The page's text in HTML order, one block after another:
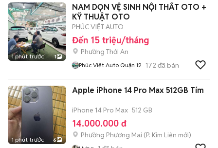
1 phút trước 1
NAM DỌN VỆ SINH NỘI THẤT OTO +
KỸ THUẬT OTO
PHÚC VIỆT AUTO
Đến 15 triệu/tháng
Phường Thới An
Phúc Việt Auto Quận 12 172 đã bán
1 phút trước 6
Apple iPhone 14 Pro Max 512GB Tím
iPhone 14 Pro Max 512 GB
14.000.000 đ
Phường Phương Mai (P. Kim Liên mới)